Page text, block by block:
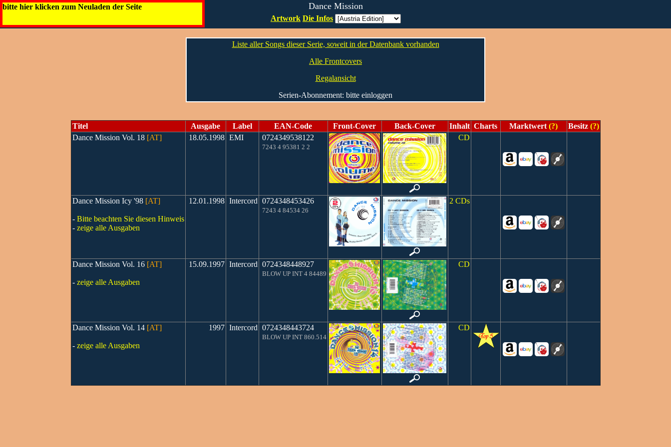
bitte hier klicken zum Neuladen der Seite Dance Mission
Artwork Die Infos
Liste aller Songs dieser Serie, soweit in der Datenbank vorhanden
Alle Frontcovers
Regalansicht
Serien-Abonnement: bitte einloggen
Titel Ausgabe Label EAN-Code Front-Cover Back-Cover Inhalt Charts Marktwert (?) Besitz(?)
Dance Mission Vol. 18 [AT] 18.05.1998 EMI 0724349538122
7243 4 95381 2 2
CD
Dance Mission Icy '98 [AT]
- Bitte beachten Sie diesen Hinweis
- zeige alle Ausgaben
12.01.1998 Intercord 0724348453426
7243 4 84534 26
2 CDs
Dance Mission Vol. 16 [AT]
- zeige alle Ausgaben
15.09.1997 Intercord 0724348448927
BLOW UP INT 4 84489
CD
Dance Mission Vol. 14 [AT]
- zeige alle Ausgaben
1997 Intercord 0724348443724
BLOW UP INT 860.514
CD